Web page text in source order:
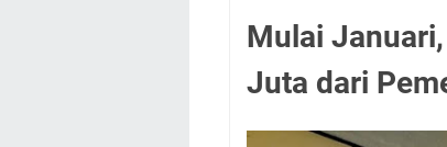
Mulai
Juta dari